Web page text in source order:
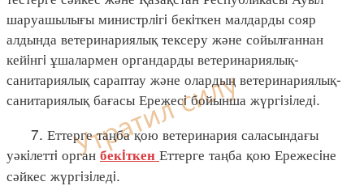
шаруашылығы министрлiгi бекiткен малдарды сояр
алдында ветеринариялық тексеру және сойылғаннан
кейiнгi ұшалармен органдарды ветеринариялық-
санитариялық сараптау және олардың ветеринариялық-
санитариялық бағасы Ережесi бойынша жүргiзiледi.
7. Еттерге таңба қою ветеринария саласындағы
уәкiлеттi органбекiткен Еттерге таңба қою Ережесiне
сәйкес жүргiзiледi.